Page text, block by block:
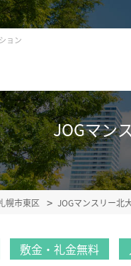
ョン
JOGマン
幌市東区 JOGマンスリー北
敷金・礼金無料